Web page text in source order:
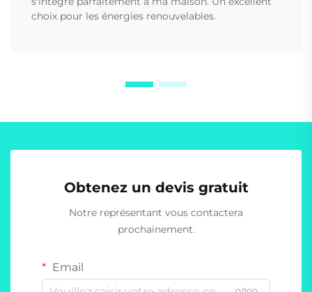
choix pour les énergies renouvelables.
Obtenez un devis gratuit
Notre représentant vous contactera
prochainement.
Email